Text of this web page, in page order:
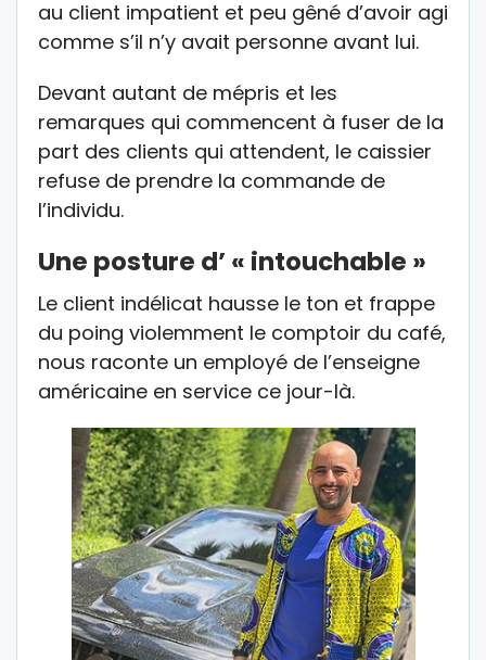
au client impatient et peu gêné d’avoir agi
comme s’il n’y avait personne avant lui.
Devant autant de mépris et les
remarques qui commencent à fuser de la
part des clients qui attendent, le caissier
refuse de prendre la commande de
l’individu.
Une posture d’ « intouchable »
Le client indélicat hausse le ton et frappe
du poing violemment le comptoir du café,
nous raconte un employé de l’enseigne
américaine en service ce jour-là.